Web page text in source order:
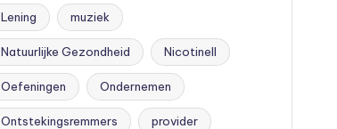
Lening muziek
Natuurlijke Gezondheid Nicotinell
Oefeningen Ondernemen
Ontstekingsremmers provider